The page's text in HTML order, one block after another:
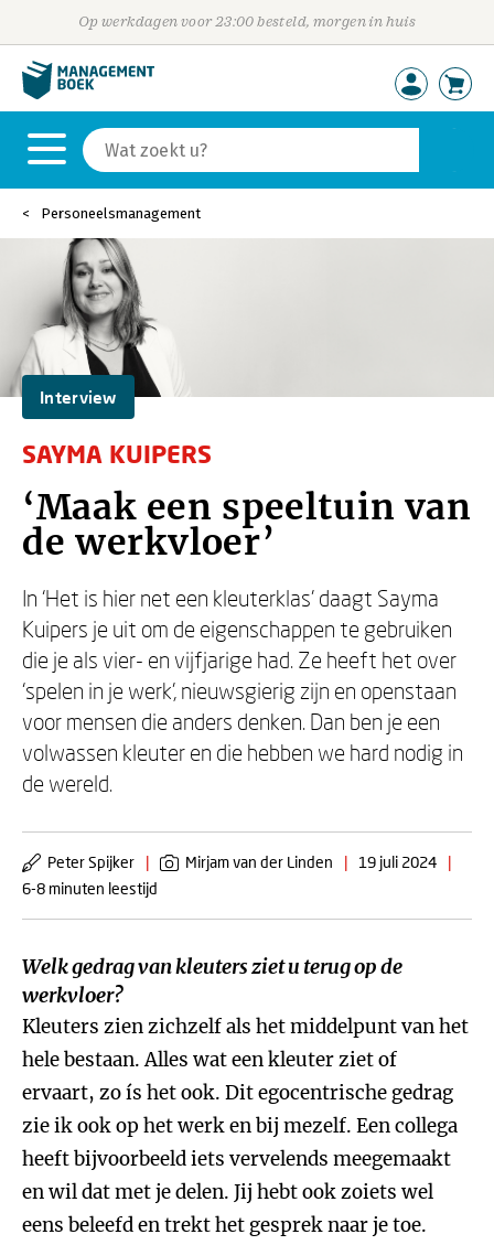
Op werkdagen voor 23:00 besteld, morgen in huis
Personeelsmanagement
Interview
SAYMA KUIPERS
‘Maak een speeltuin van
de werkvloer’
In ‘Het is hier net een kleuterklas’ daagt Sayma
Kuipers je uit om de eigenschappen te gebruiken
die je als vier- en vijfjarige had. Ze heeft het over
‘spelen in je werk’, nieuwsgierig zijn en openstaan
voor mensen die anders denken. Dan ben je een
volwassen kleuter en die hebben we hard nodig in
de wereld.
Peter Spijker | Mirjam van der Linden | 19 juli 2024
|
6-8 minuten leestijd
Welk gedrag van kleuters ziet u terug op de
werkvloer?
Kleuters zien zichzelf als het middelpunt van het
hele bestaan. Alles wat een kleuter ziet of
ervaart, zo ís het ook. Dit egocentrische gedrag
zie ik ook op het werk en bij mezelf. Een collega
heeft bijvoorbeeld iets vervelends meegemaakt
en wil dat met je delen. Jij hebt ook zoiets wel
eens beleefd en trekt het gesprek naar je toe.